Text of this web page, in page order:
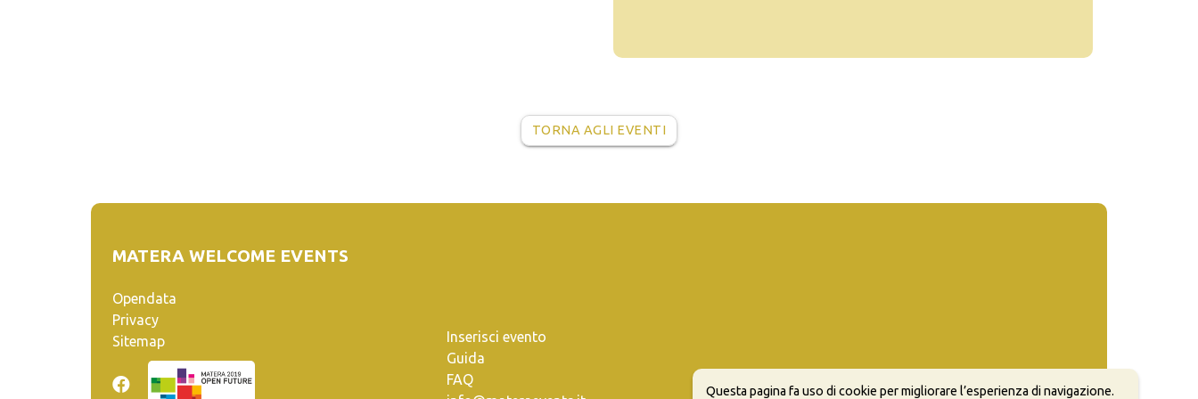
TORNA AGLI EVENTI
MATERA WELCOME EVENTS
Opendata
Privacy
Sitemap
Inserisci evento
Guida
FAQ
Questa pagina fa uso di cookie per migliorare l’esperienza di navigazione.